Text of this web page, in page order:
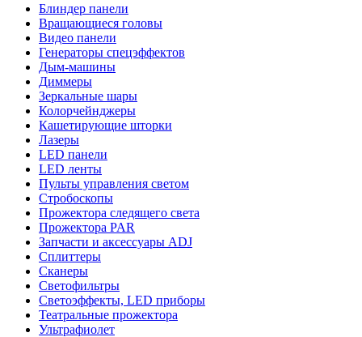
Блиндер панели
Вращающиеся головы
Видео панели
Генераторы спецэффектов
Дым-машины
Диммеры
Зеркальные шары
Колорчейнджеры
Кашетирующие шторки
Лазеры
LED панели
LED ленты
Пульты управления светом
Стробоскопы
Прожектора следящего света
Прожектора PAR
Запчасти и аксессуары ADJ
Сплиттеры
Сканеры
Светофильтры
Светоэффекты, LED приборы
Театральные прожектора
Ультрафиолет